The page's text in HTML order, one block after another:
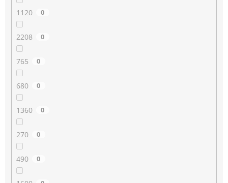
1120 0
2208 0
765 0
680 0
1360 0
270 0
490 0